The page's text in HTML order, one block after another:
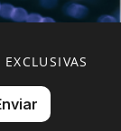
EXCLUSIVAS